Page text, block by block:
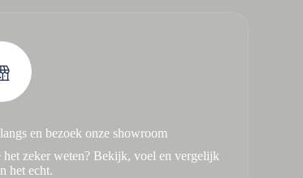
en bezoek onze showroom
het zeker weten? Bekijk, voel en vergelijk
het echt.